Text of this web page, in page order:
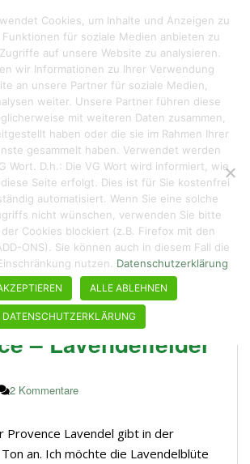
hungrig
Muskateller-Salbei
– Lavendelfelder
2 Kommentare
Provence Lavendel gibt in der
an. Ich möchte die Lavendelblüte
Cookies, um Inhalte und Anzeigen zu
für soziale Medien anbieten zu
auf unsere Website zu analysieren.
wir Informationen zu Ihrer Verwendung
an unsere Partner für soziale Medien,
weiter. Unsere Partner führen diese
mit weiteren Daten zusammen,
haben oder die sie im Rahmen Ihrer
gesammelt haben. Verwendet werden
Wort. D.h.: Die VG Wort wird informiert, wie
Seite erfolgt. Dies ist für Sie kostenfrei
automatisiert. Wenn Sie eine solche
nicht wünschen, verwenden Sie bitte
Cookies blockiert (z.B. Firefox mit den
ONS). Sie können auch in diesem Fall die
nutzen. Datenschutzerklärung
ALLE ABLEHNEN
DATENSCHUTZERKLÄRUNG